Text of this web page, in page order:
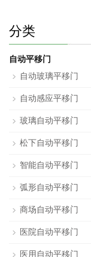
分类
自动平移门
自动玻璃平移门
自动感应平移门
玻璃自动平移门
松下自动平移门
智能自动平移门
弧形自动平移门
商场自动平移门
医院自动平移门
医用自动平移门